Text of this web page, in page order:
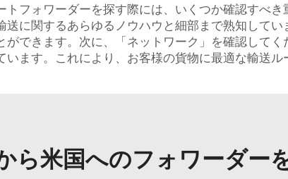
フォワーダーを探す際には、いくつか確認すべ
に関するあらゆるノウハウと細部まで熟知して
できます。次に、「ネットワーク」を確認して
ます。これにより、お客様の貨物に最適な輸送ル
ら米国へのフォワーダー